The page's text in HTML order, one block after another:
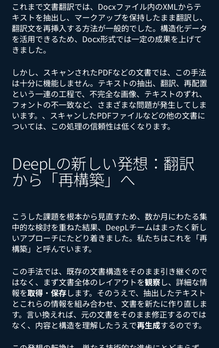
これまで文書翻訳では、Docxファイル内のXMLからテ
キストを抽出し、マークアップを保持したまま翻訳し、
翻訳文を再挿入する方法が一般的でした。構造化データ
を活用できるため、Docx形式では一定の成果を上げて
きました。
しかし、スキャンされたPDFなどの文書では、この手法
は十分に機能しません。テキストの抽出、翻訳、再配置
という一連の工程で、不完全な画像、テキストのずれ、
フォントの不一致など、さまざまな問題が発生してしま
います。、スキャンしたPDFファイルなどの他の文書に
ついては、この処理の信頼性は低くなります。
DeepLの新しい発想：翻訳
から「再構築」へ
こうした課題を根本から見直すため、数か月にわたる集
中的な検討を重ねた結果、DeepLチームはまったく新し
いアプローチにたどり着きました。私たちはこれを「再
構築」と呼んでいます。
この手法では、既存の文書構造をそのまま引き継ぐので
はなく、まず文書全体のレイアウトを観察し、詳細な情
報を取得 ・ 保存します。そのうえで、抽出したテキスト
とこれらの情報を組み合わせ、文書を新たに作り直しま
す。言い換えれば、元の文書をそのまま修正するのでは
なく、内容と構造を理解したうえで再生成するのです。